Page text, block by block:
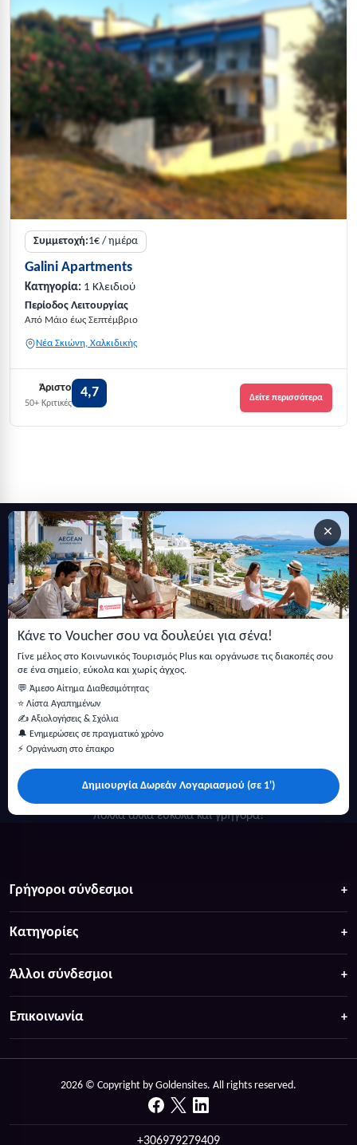
Συμμετοχή:1€ / ημέρα
Galini Apartments
Κατηγορία: 1 Κλειδιού
Περίοδος Λειτουργίας
Από Μάιο έως Σεπτέμβριο
Νέα Σκιώνη, Χαλκιδικής
Άριστο
50+ Κριτικές
4,7 Δείτε περισσότερα
×
Κάνε το Voucher σου να δουλεύει για σένα!
Γίνε μέλος στο Κοινωνικός Τουρισμός Plus και οργάνωσε τις διακοπές σου
σε ένα σημείο, εύκολα και χωρίς άγχος.
💬 Άμεσο Αίτημα Διαθεσιμότητας
⭐ Λίστα Αγαπημένων
✍️ Αξιολογήσεις & Σχόλια
🔔 Ενημερώσεις σε πραγματικό χρόνο
⚡ Οργάνωση στο έπακρο
Δημιουργία Δωρεάν Λογαριασμού (σε 1')
Εγγραφείτε στο newsletter μας
Μείνετε ενημερωμένοι με τις τελευταίες ειδήσεις, ανακοινώσεις
και άρθρα.
πολλά άλλα ευκολα και γρήγορα!
Γρήγοροι σύνδεσμοι
Κατηγορίες
Άλλοι σύνδεσμοι
Επικοινωνία
2026 © Copyright by Goldensites. All rights reserved.
+306979279409